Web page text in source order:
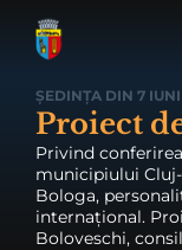
ȘEDINȚA DIN 7
Proiect
Privind
municipiului
Bologa,
internațional.
Boloveschi,